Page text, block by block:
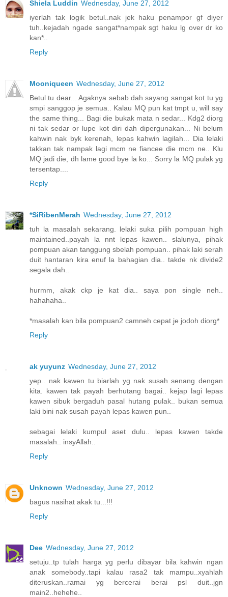
Shiela Luddin Wednesday, June 27, 2012
iyerlah tak logik betul..nak jek haku penampor gf diyer
tuh..kejadah ngade sangat*nampak sgt haku lg over dr ko
kan*..
Reply
Mooniqueen Wednesday, June 27, 2012
Betul tu dear... Agaknya sebab dah sayang sangat kot tu yg
smpi sanggop je semua.. Kalau MQ pun kat tmpt u, will say
the same thing... Bagi die bukak mata n sedar... Kdg2 diorg
ni tak sedar or lupe kot diri dah dipergunakan... Ni belum
kahwin nak byk kerenah, lepas kahwin lagilah... Dia lelaki
takkan tak nampak lagi mcm ne fiancee die mcm ne.. Klu
MQ jadi die, dh lame good bye la ko... Sorry la MQ pulak yg
tersentap....
Reply
*SiRibenMerah Wednesday, June 27, 2012
tuh la masalah sekarang. lelaki suka pilih pompuan high
maintained..payah la nnt lepas kawen.. slalunya, pihak
pompuan akan tanggung sbelah pompuan.. pihak laki serah
duit hantaran kira enuf la bahagian dia.. takde nk divide2
segala dah..
hurmm, akak ckp je kat dia.. saya pon single neh..
hahahaha..
*masalah kan bila pompuan2 camneh cepat je jodoh diorg*
Reply
ak yuyunz Wednesday, June 27, 2012
yep.. nak kawen tu biarlah yg nak susah senang dengan
kita. kawen tak payah berhutang bagai.. kejap lagi lepas
kawen sibuk bergaduh pasal hutang pulak.. bukan semua
laki bini nak susah payah lepas kawen pun..
sebagai lelaki kumpul aset dulu.. lepas kawen takde
masalah.. insyAllah..
Reply
Unknown Wednesday, June 27, 2012
bagus nasihat akak tu...!!!
Reply
Dee Wednesday, June 27, 2012
setuju..tp tulah harga yg perlu dibayar bila kahwin ngan
anak somebody..tapi kalau rasa2 tak mampu..xyahlah
diteruskan..ramai yg bercerai berai psl duit..jgn
main2..hehehe..